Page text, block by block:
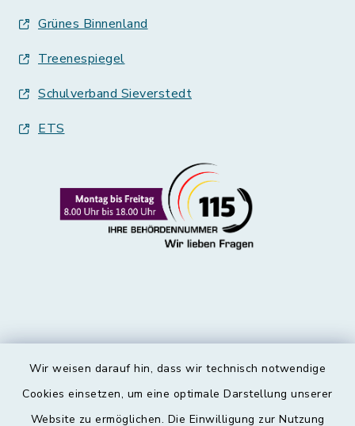
Wir weisen darauf hin, dass wir technisch notwendige
Cookies einsetzen, um eine optimale Darstellung unserer
Website zu ermöglichen. Die Einwilligung zur Nutzung
Grünes Binnenland
Treenespiegel
Schulverband Sieverstedt
ETS
Kontakt